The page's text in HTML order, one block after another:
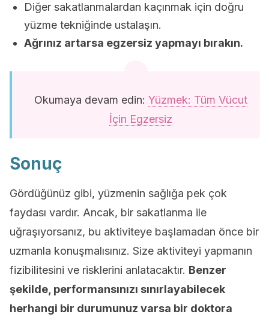
Diğer sakatlanmalardan kaçınmak için doğru
yüzme tekniğinde ustalaşın.
Ağrınız artarsa egzersiz yapmayı bırakın.
Okumaya devam edin: Yüzmek: Tüm Vücut
İçin Egzersiz
Sonuç
Gördüğünüz gibi, yüzmenin sağlığa pek çok
faydası vardır. Ancak, bir sakatlanma ile
uğraşıyorsanız, bu aktiviteye başlamadan önce bir
uzmanla konuşmalısınız. Size aktiviteyi yapmanın
fizibilitesini ve risklerini anlatacaktır. Benzer
şekilde, performansınızı sınırlayabilecek
herhangi bir durumunuz varsa bir doktora